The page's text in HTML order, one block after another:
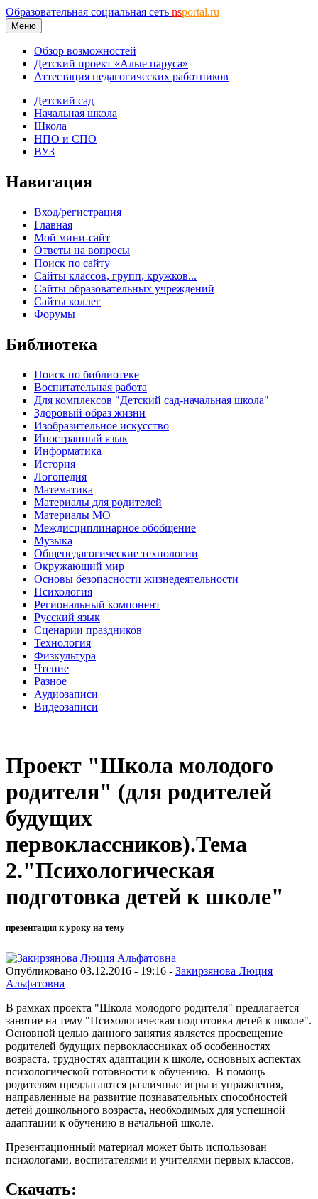
Образовательная социальная сеть nsportal.ru
Меню
Обзор возможностей
Детский проект «Алые паруса»
Аттестация педагогических работников
Детский сад
Начальная школа
Школа
НПО и СПО
ВУЗ
Навигация
Вход/регистрация
Главная
Мой мини-сайт
Ответы на вопросы
Поиск по сайту
Сайты классов, групп, кружков...
Сайты образовательных учреждений
Сайты коллег
Форумы
Библиотека
Поиск по библиотеке
Воспитательная работа
Для комплексов "Детский сад-начальная школа"
Здоровый образ жизни
Изобразительное искусство
Иностранный язык
Информатика
История
Логопедия
Математика
Материалы для родителей
Материалы МО
Междисциплинарное обобщение
Музыка
Общепедагогические технологии
Окружающий мир
Основы безопасности жизнедеятельности
Психология
Региональный компонент
Русский язык
Сценарии праздников
Технология
Физкультура
Чтение
Разное
Аудиозаписи
Видеозаписи
Проект "Школа молодого
родителя" (для родителей
будущих
первоклассников).Тема
2."Психологическая
подготовка детей к школе"
презентация к уроку на тему
Опубликовано 03.12.2016 - 19:16 - Закирзянова Люция
Альфатовна
В рамках проекта "Школа молодого родителя" предлагается
занятие на тему "Психологическая подготовка детей к школе".
Основной целью данного занятия является просвещение
родителей будущих первоклассниках об особенностях
возраста, трудностях адаптации к школе, основных аспектах
психологической готовности к обучению. В помощь
родителям предлагаются различные игры и упражнения,
направленные на развитие познавательных способностей
детей дошкольного возраста, необходимых для успешной
адаптации к обучению в начальной школе.
Презентационный материал может быть использован
психологами, воспитателями и учителями первых классов.
Скачать: